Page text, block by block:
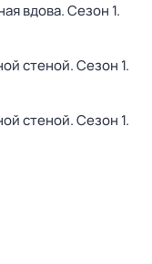
вдова. Сезон 1.
стеной. Сезон 1.
стеной. Сезон 1.